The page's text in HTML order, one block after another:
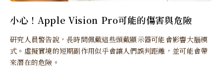
小心！Apple Vision Pro可能的傷害與危險
研究人員警告說，長時間佩戴這些頭戴顯示器可能會影響大腦模
式。虛擬實境的短期副作用似乎會讓人們誤判距離，並可能會帶
來潛在的危險。